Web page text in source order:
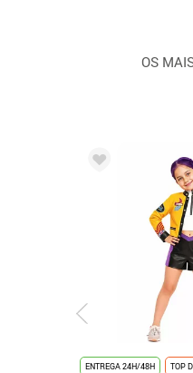
OS
ENTREGA 24H/48H TOP